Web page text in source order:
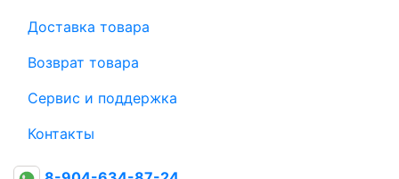
Доставка товара
Возврат товара
Сервис и поддержка
Контакты